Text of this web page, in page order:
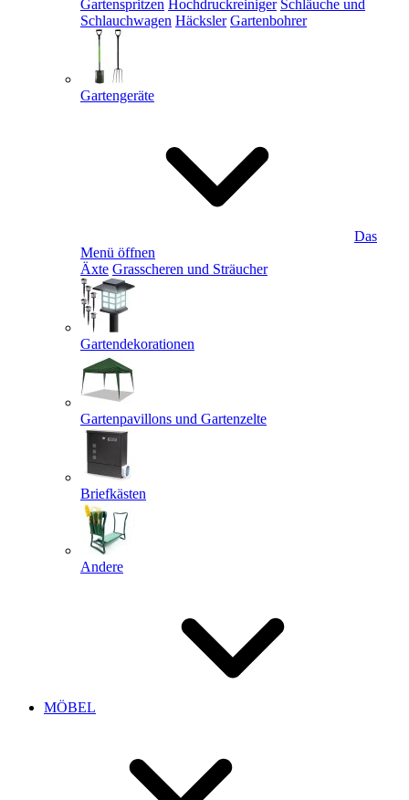
Gartenspritzen Hochdruckreiniger Schläuche und
Schlauchwagen Häcksler Gartenbohrer
Gartengeräte
Das
Menü öffnen
Äxte Grasscheren und Sträucher
Gartendekorationen
Gartenpavillons und Gartenzelte
Briefkästen
Andere
MÖBEL